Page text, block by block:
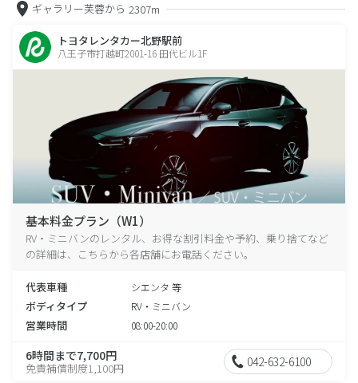
ギャラリー芙蓉から 2307m
トヨタレンタカー北野駅前
八王子市打越町2001-16 田代ビル1F
基本料金プラン（W1）
RV・ミニバンのレンタル、お得な割引料金や予約、乗り捨てなど
の詳細は、こちらから各店舗にお電話ください。
代表車種 シエンタ 等
ボディタイプ RV・ミニバン
営業時間 08:00-20:00
6時間まで7,700円
免責補償制度1,100円 042-632-6100